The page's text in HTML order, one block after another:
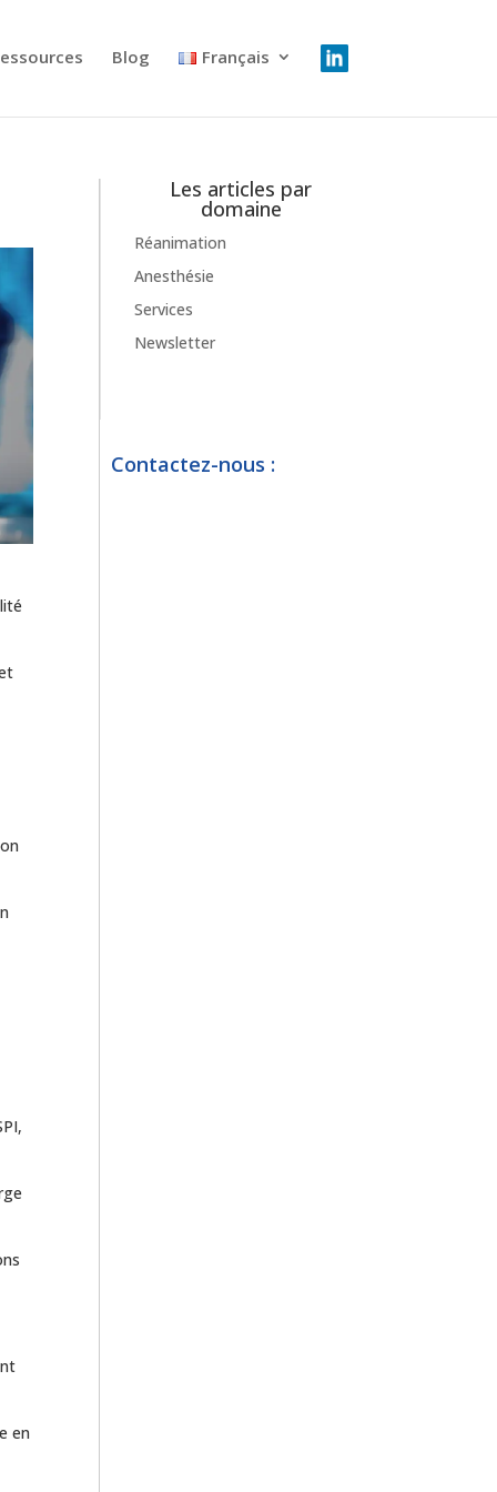
Blog Français
en
Les articles par
domaine
Réanimation
Anesthésie
Services
Newsletter
Contactez-nous :